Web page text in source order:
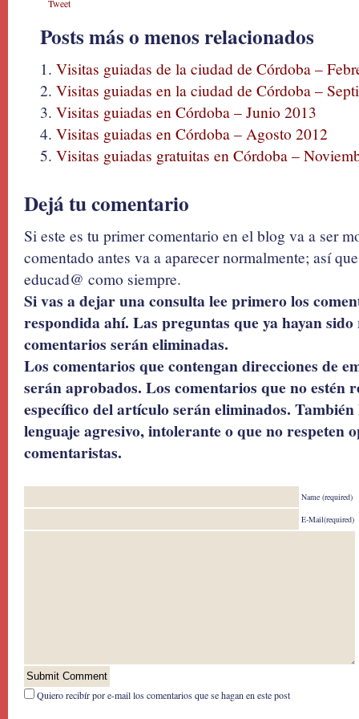
Tweet
Posts más o menos relacionados
Visitas guiadas de la ciudad de Córdoba –
Visitas guiadas en la ciudad de Córdoba –
Visitas guiadas en Córdoba – Junio 2013
Visitas guiadas en Córdoba – Agosto 2012
Visitas guiadas gratuitas en Córdoba –
Dejá tu comentario
Si este es tu primer comentario en el blog va a ser
comentado antes va a aparecer normalmente; así
educad@ como siempre.
Si vas a dejar una consulta lee primero los
respondida ahí. Las preguntas que ya hayan
comentarios serán eliminadas.
Los comentarios que contengan direcciones de
serán aprobados. Los comentarios que no estén
específico del artículo serán eliminados.
lenguaje agresivo, intolerante o que no respeten
comentaristas.
Name (required)
E-Mail(required)
Quiero recibír por e-mail los comentarios que se hagan en este post